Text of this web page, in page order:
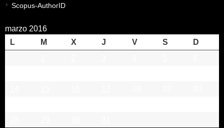
Scopus-AuthorID
marzo 2016
L
M X J V S
D